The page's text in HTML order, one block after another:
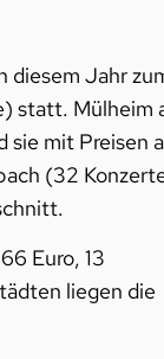
diesem Jahr
statt. Mülheim
sie mit Preisen
(32
Euro, 13
liegen die